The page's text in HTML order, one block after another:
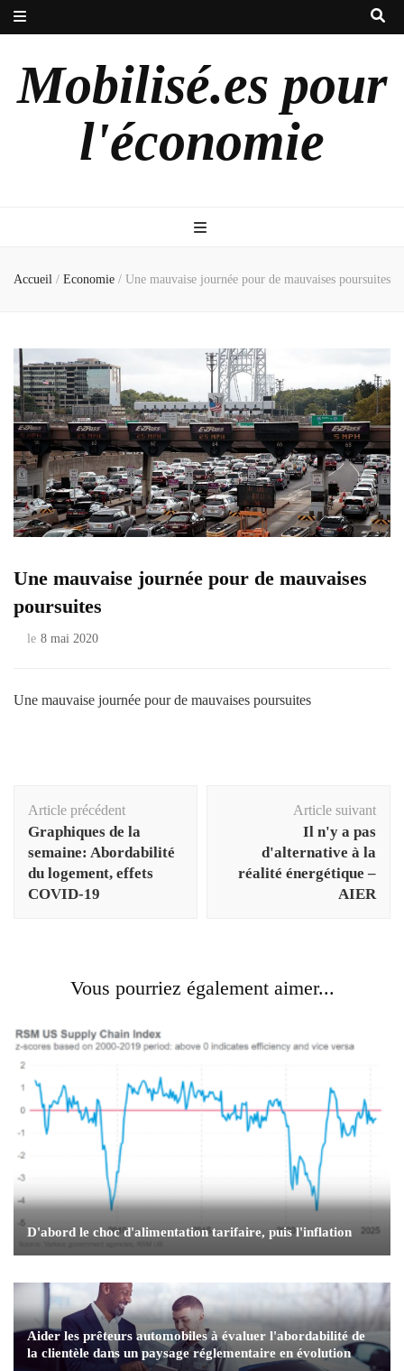
Mobilisé.es pour
l'économie
Accueil / Economie / Une mauvaise journée pour de mauvaises poursuites
Une mauvaise journée pour de mauvaises
poursuites
le 8 mai 2020
Une mauvaise journée pour de mauvaises poursuites
d'article
Article précédent
Graphiques de la
semaine: Abordabilité
du logement, effets
COVID-19
Article suivant
Il n'y a pas
d'alternative à la
réalité énergétique –
AIER
Vous pourriez également aimer...
D'abord le choc d'alimentation tarifaire, puis l'inflation
Aider les prêteurs automobiles à évaluer l'abordabilité de
la clientèle dans un paysage réglementaire en évolution